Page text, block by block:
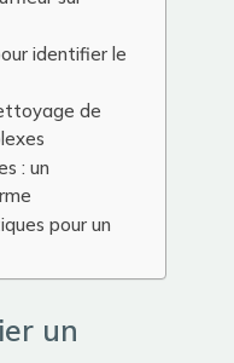
identifier le
de
: un
pour un
un